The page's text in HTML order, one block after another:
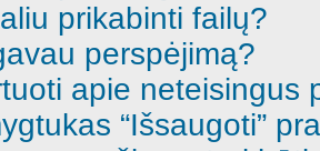
prikabinti failų?
perspėjimą?
apie neteisingus
“Išsaugoti”